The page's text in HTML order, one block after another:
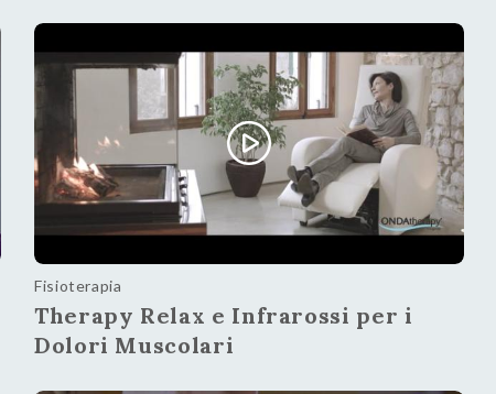
Fisioterapia
Therapy Relax e Infrarossi per i
Dolori Muscolari